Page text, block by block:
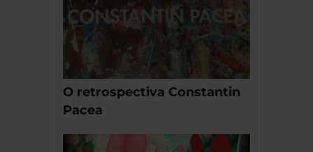
O retrospectiva Constantin
Pacea